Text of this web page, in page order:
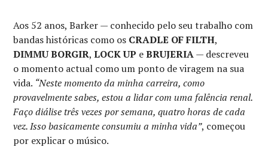
Aos 52 anos, Barker — conhecido pelo seu trabalho com
bandas históricas como os CRADLE OF FILTH,
DIMMU BORGIR,LOCK UP eBRUJERIA— descreveu
o momento actual como um ponto de viragem na sua
vida. “Neste momento da minha carreira, como
provavelmente sabes, estou a lidar com uma falência renal.
Faço diálise três vezes por semana, quatro horas de cada
vez. Isso basicamente consumiu a minha vida”, começou
por explicar o músico.